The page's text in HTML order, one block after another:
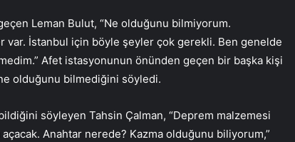
Leman Bulut, “Ne olduğunu bilmiyorum.
var. İstanbul için böyle şeyler çok gerekli. Ben genelde
Afet istasyonunun önünden geçen bir başka kişi
olduğunu bilmediğini söyledi.
söyleyen Tahsin Çalman, “Deprem malzemesi
Anahtar nerede? Kazma olduğunu biliyorum,”